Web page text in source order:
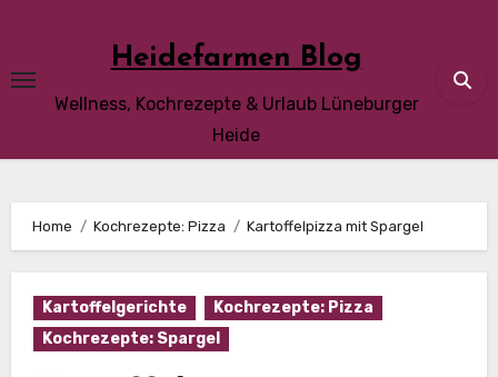
content
Heidefarmen Blog
Wellness, Kochrezepte & Urlaub Lüneburger
Heide
Home Kochrezepte: Pizza Kartoffelpizza mit Spargel
Kartoffelgerichte
Kochrezepte: Pizza
Kochrezepte: Spargel